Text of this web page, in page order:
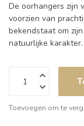
De oorhangers zijn
voorzien van
bekendstaat om
natuurlijke karakter.
Toevoegen om te